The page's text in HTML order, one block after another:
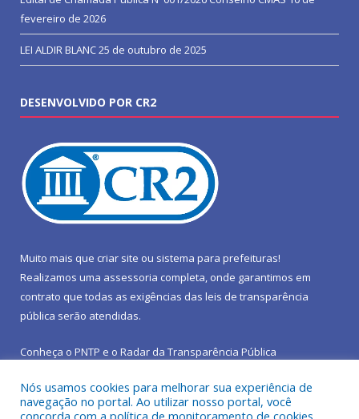
fevereiro de 2026
LEI ALDIR BLANC25 de outubro de 2025
DESENVOLVIDO POR CR2
Muito mais que criar site ou sistema para prefeituras!
Realizamos uma assessoria completa, onde garantimos em
contrato que todas as exigências das leis de transparência
pública serão atendidas.
Conheça o PNTP e o Radar da Transparência Pública
Nós usamos cookies para melhorar sua experiência de
navegação no portal. Ao utilizar nosso portal, você
concorda com a política de monitoramento de cookies.